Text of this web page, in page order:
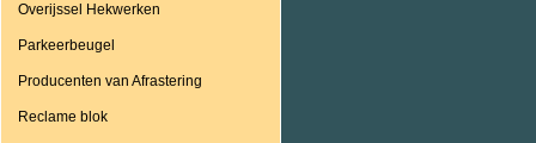
Overijssel Hekwerken
Parkeerbeugel
Producenten van Afrastering
Reclame blok